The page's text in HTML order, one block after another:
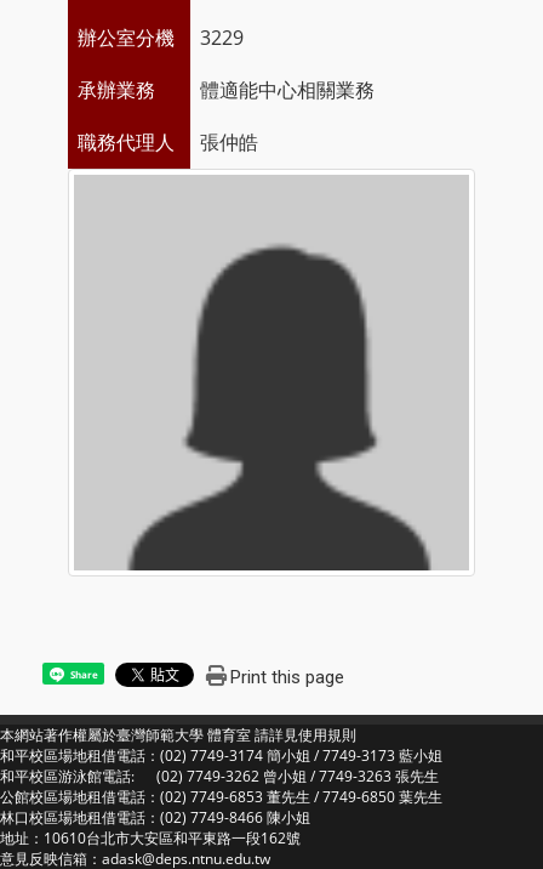
辦公室分機
3229
承辦業務
體適能中心相關業務
職務代理人
張仲皓
Share Print this page
本網站著作權屬於臺灣師範大學 體育室 請詳見使用規則
和平校區場地租借電話：(02) 7749-3174 簡小姐 / 7749-3173 藍小姐
和平校區游泳館電話: (02) 7749-3262 曾小姐 / 7749-3263 張先生
公館校區場地租借電話：(02) 7749-6853 董先生 / 7749-6850 葉先生
林口校區場地租借電話：(02) 7749-8466 陳小姐
地址：10610台北市大安區和平東路一段162號
意見反映信箱：adask@deps.ntnu.edu.tw